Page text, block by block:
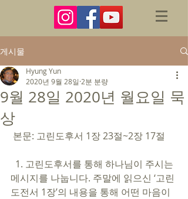
게시물
9월 28일 2020년 월요일 묵
상
Hyung Yun
2020년 9월 28일 2분 분량
본문: 고린도후서 1장 23절~2장 17절
메시지를 나눕니다. 주말에 읽으신 ‘고린
도전서 1장’의 내용을 통해 어떤 마음이